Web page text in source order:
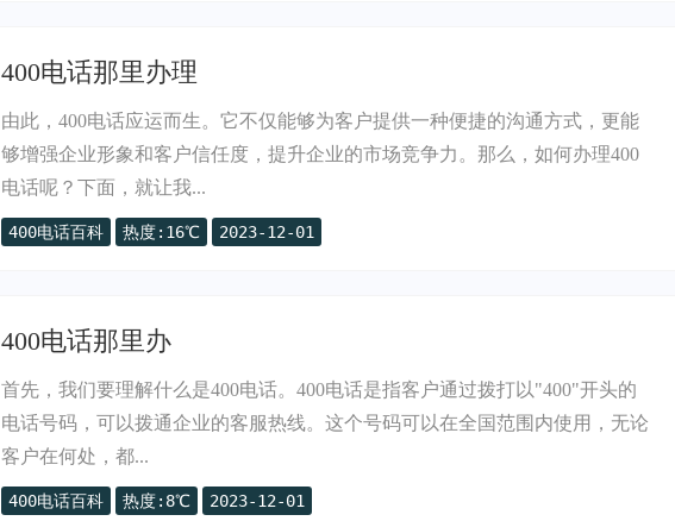
400电话那里办理
由此，400电话应运而生。它不仅能够为客户提供一种便捷的沟通方式，更能
够增强企业形象和客户信任度，提升企业的市场竞争力。那么，如何办理400
电话呢？下面，就让我...
400电话百科 热度:16℃ 2023-12-01
400电话那里办
首先，我们要理解什么是400电话。400电话是指客户通过拨打以"400"开头的
电话号码，可以拨通企业的客服热线。这个号码可以在全国范围内使用，无论
客户在何处，都...
400电话百科 热度:8℃ 2023-12-01